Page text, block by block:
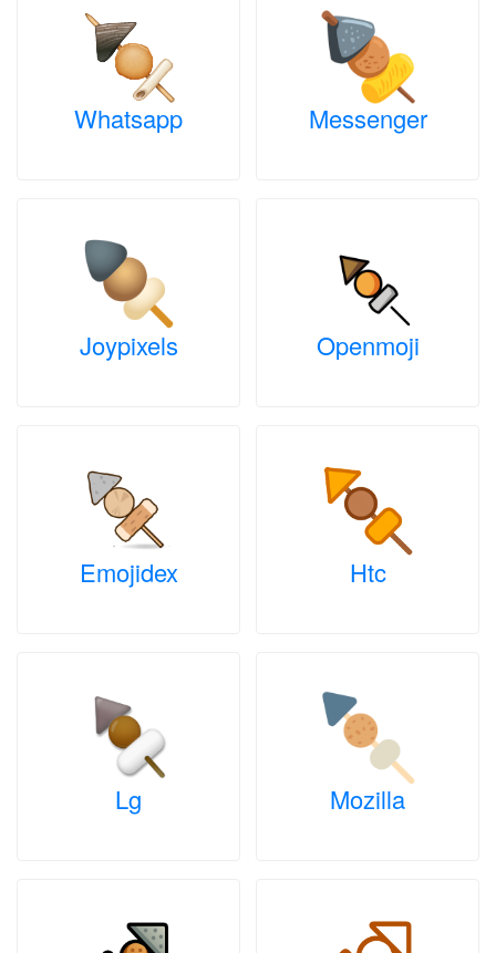
Whatsapp Messenger
Joypixels Openmoji
Emojidex Htc
Lg Mozilla